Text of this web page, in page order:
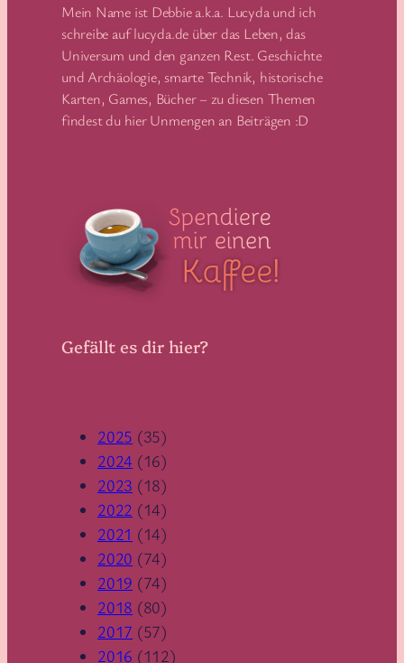
Mein Name ist Debbie a.k.a. Lucyda und ich
schreibe auf lucyda.de über das Leben, das
Universum und den ganzen Rest. Geschichte
und Archäologie, smarte Technik, historische
Karten, Games, Bücher – zu diesen Themen
findest du hier Unmengen an Beiträgen :D
Gefällt es dir hier?
2025 (35)
2024 (16)
2023 (18)
2022 (14)
2021 (14)
2020 (74)
2019 (74)
2018 (80)
2017 (57)
2016 (112)